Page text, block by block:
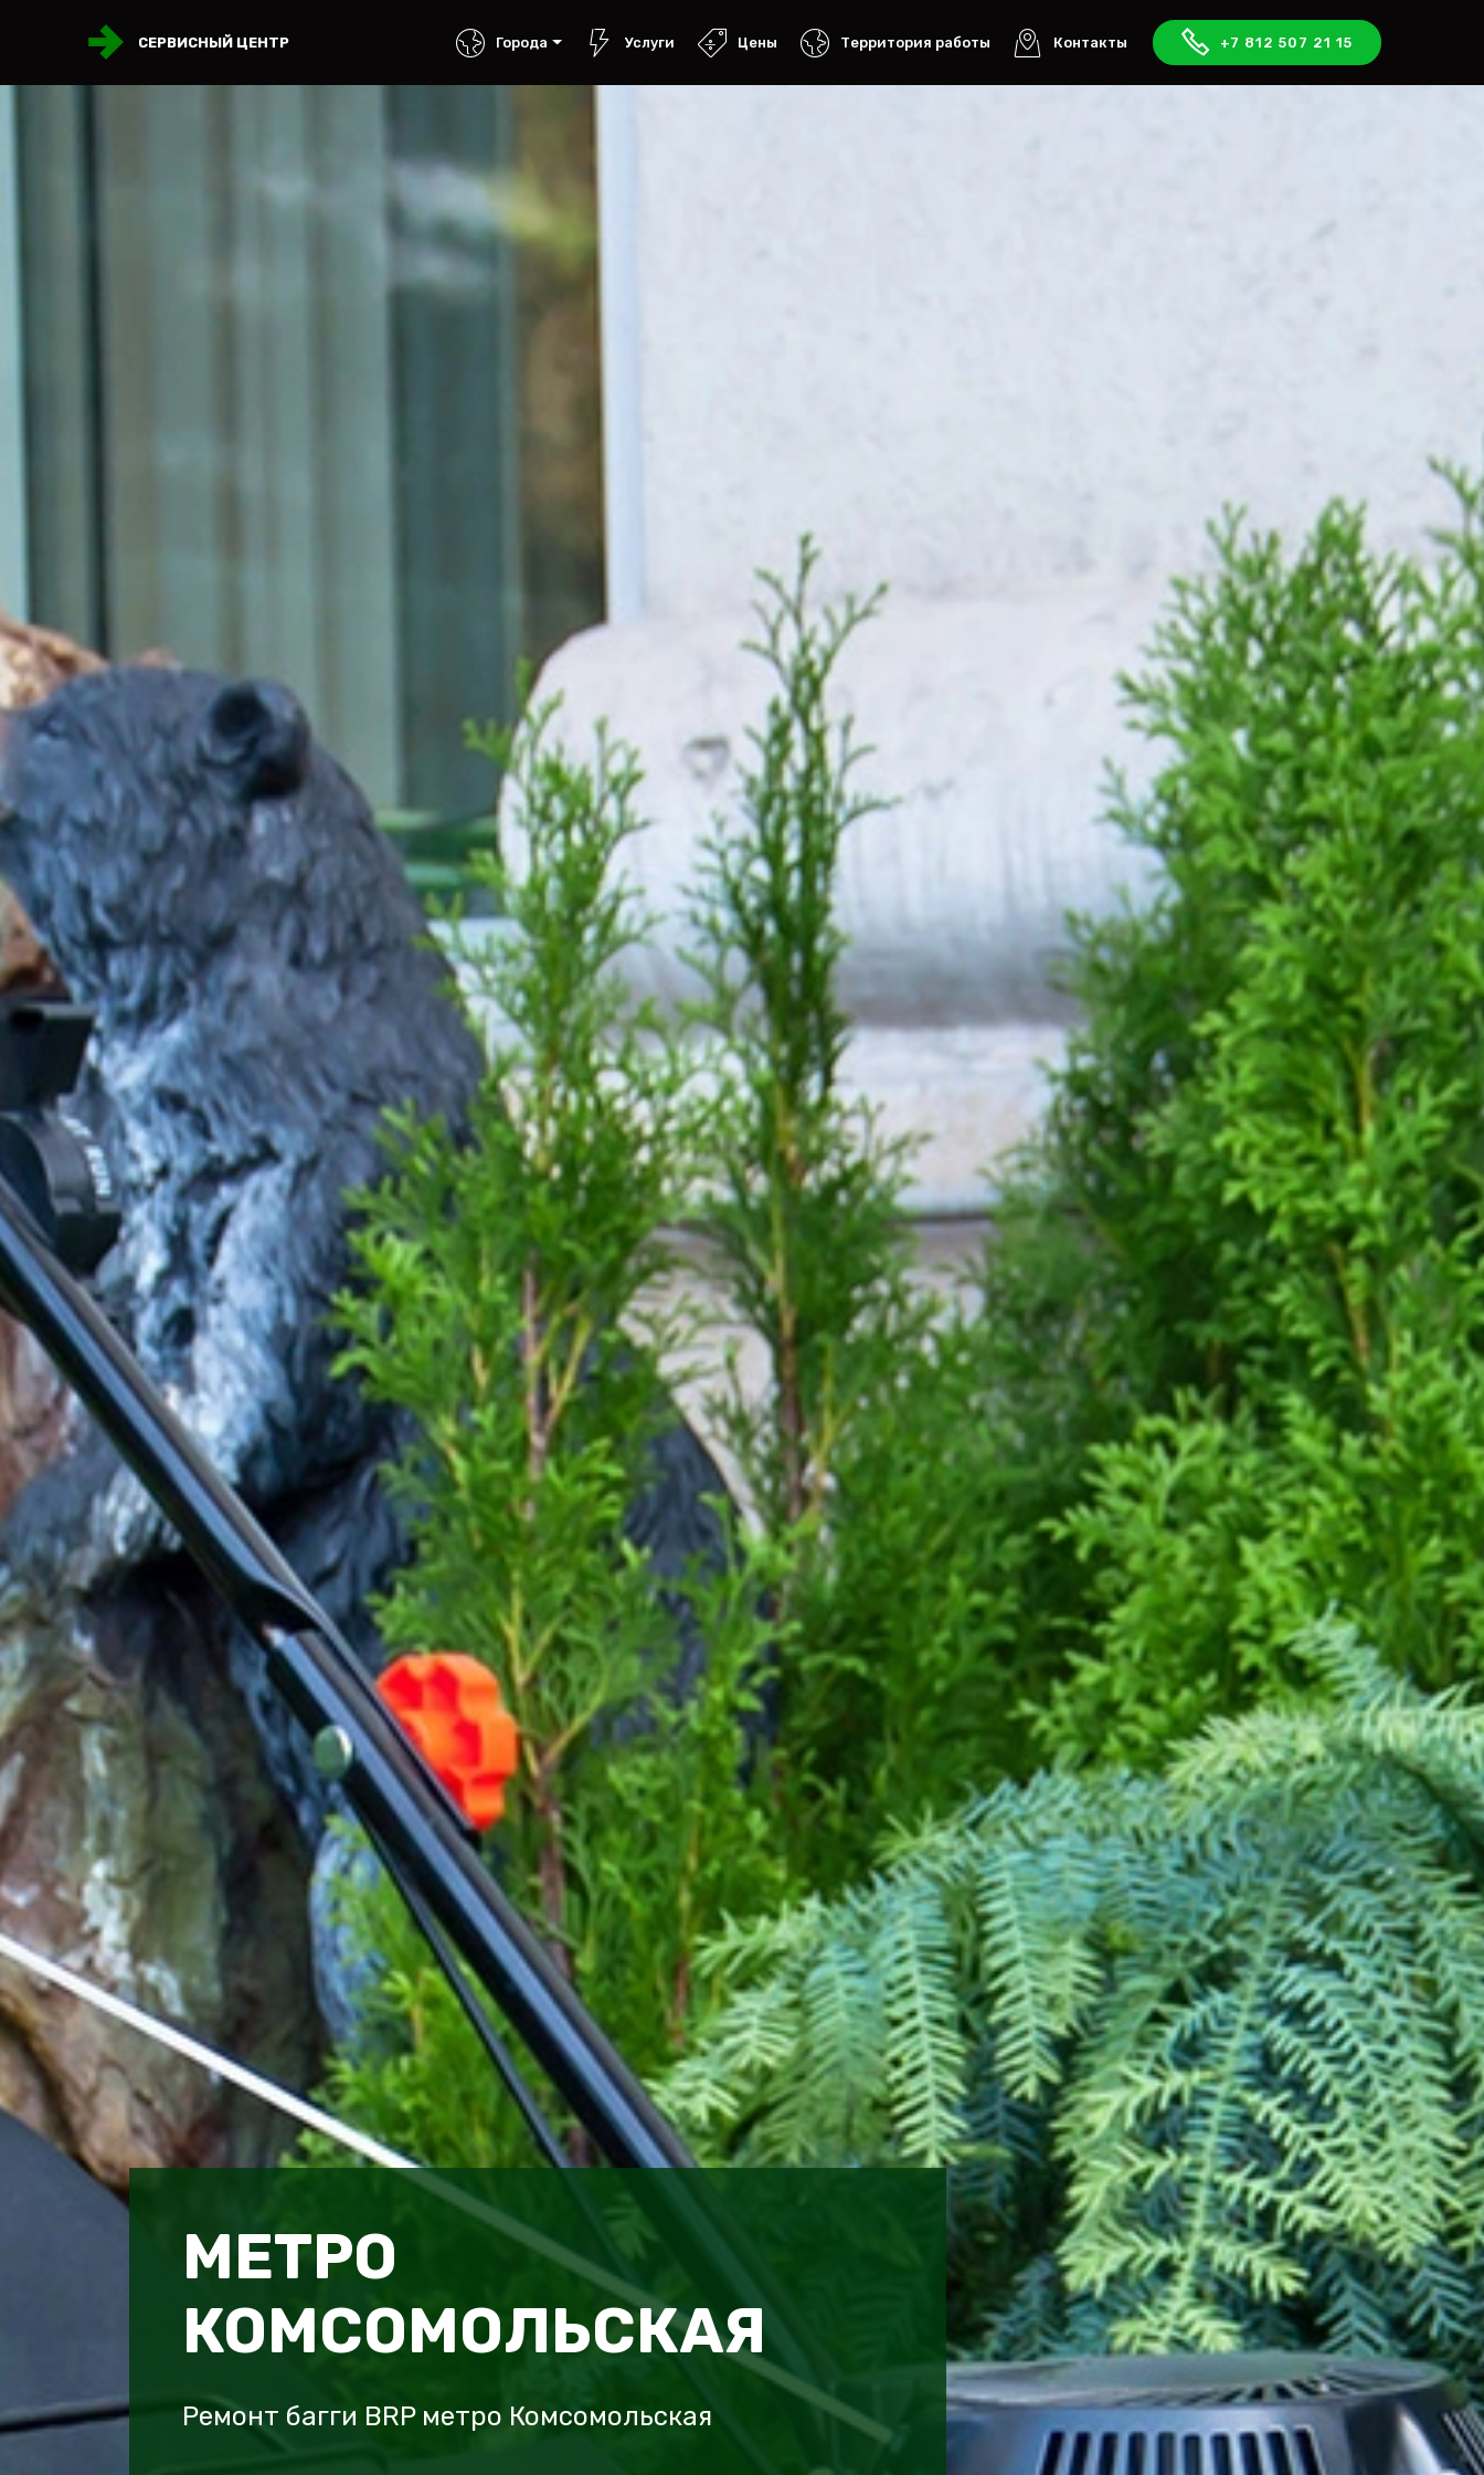
СЕРВИСНЫЙ ЦЕНТР Города Услуги Цены Территория работы Контакты +7 812 507 21 15
МЕТРО
КОМСОМОЛЬСКАЯ
Ремонт багги BRP метро Комсомольская